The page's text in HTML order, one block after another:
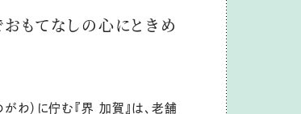
もてなしの心にときめ
わ）に佇む『界 加賀』は、老舗